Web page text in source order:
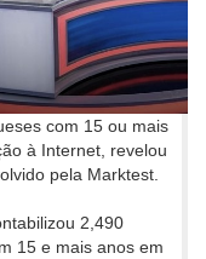
com 15 ou mais
à Internet, revelou
pela Marktest.
2,490
15 e mais anos em